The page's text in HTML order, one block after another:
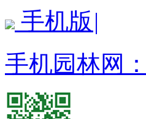
手机版 |
手机园林网：